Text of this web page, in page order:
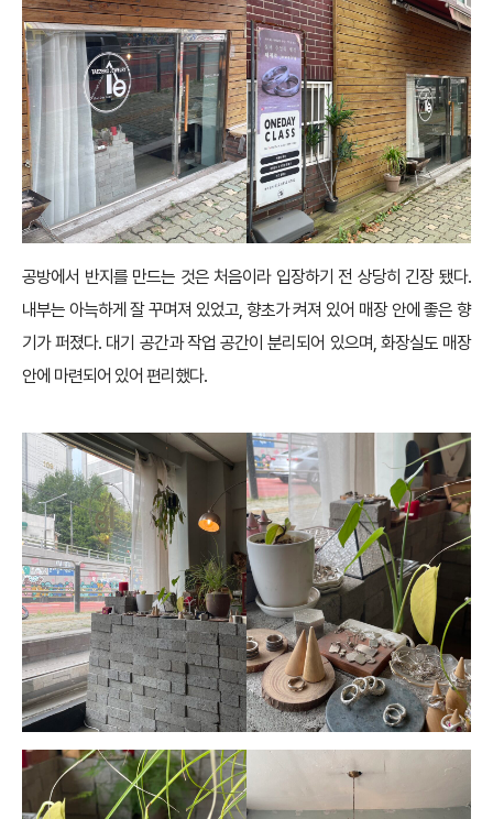
공방에서 반지를 만드는 것은 처음이라 입장하기 전 상당히 긴장 됐다.
내부는 아늑하게 잘 꾸며져 있었고, 향초가 켜져 있어 매장 안에 좋은 향
기가 퍼졌다. 대기 공간과 작업 공간이 분리되어 있으며, 화장실도 매장
안에 마련되어 있어 편리했다.